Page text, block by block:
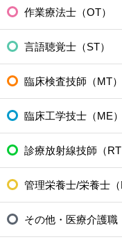
作業療法士（OT）
言語聴覚士（ST）
臨床検査技師（MT）
臨床工学技士（ME）
診療放射線技師（RT
管理栄養士/栄養士（
その他・医療介護職